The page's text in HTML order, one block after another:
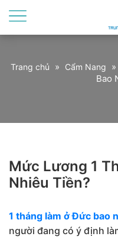
Trang chủ » Cẩm Nang »
Bao
Mức Lương 1
Nhiêu Tiền?
1 tháng làm ở Đức bao
người đang có ý định